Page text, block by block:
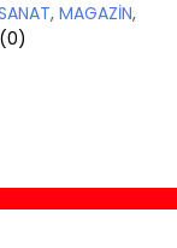
, MAGAZİN,
0)